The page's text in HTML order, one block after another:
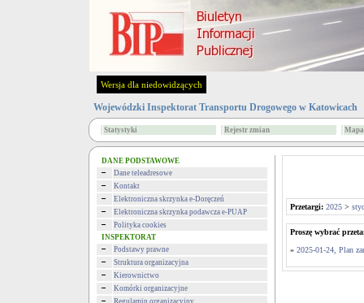
Wersja dla niedowidzących
Wojewódzki Inspektorat Transportu Drogowego w Katowicach
Statystyki Rejestr zmian
DANE PODSTAWOWE
Dane teleadresowe
Kontakt
Elektroniczna skrzynka e-Doręczeń
Elektroniczna skrzynka podawcza e-PUAP
Polityka cookies
INSPEKTORAT
Podstawy prawne
Struktura organizacyjna
Kierownictwo
Komórki organizacyjne
Regulamin organizacyjny
Przetargi: 2025 >
Proszę wybrać
» 2025-01-24, Plan